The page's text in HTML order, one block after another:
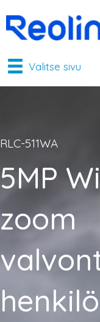
Valitse sivu
RLC-511WA
5MP
zoom